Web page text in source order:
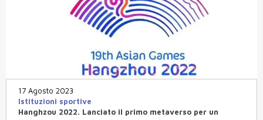
17 Agosto 2023
Istituzioni sportive
Hanghzou 2022. Lanciato il primo metaverso per un